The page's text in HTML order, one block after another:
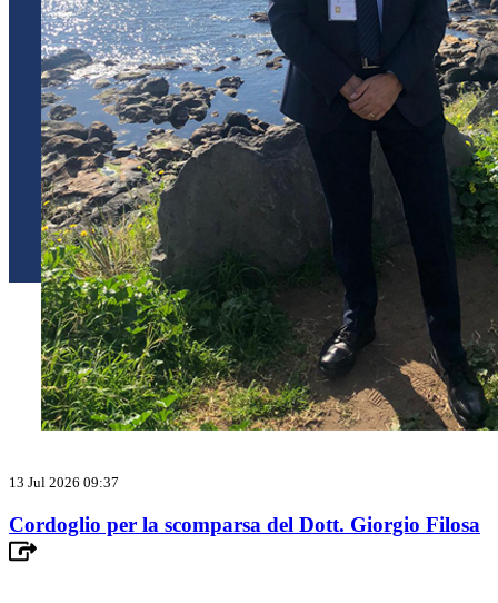
13 Jul 2026 09:37
Cordoglio per la scomparsa del Dott. Giorgio Filosa